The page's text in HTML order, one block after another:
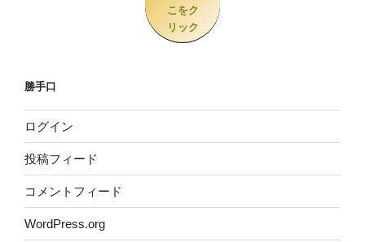
こをク
リック
勝手口
ログイン
投稿フィード
コメントフィード
WordPress.org